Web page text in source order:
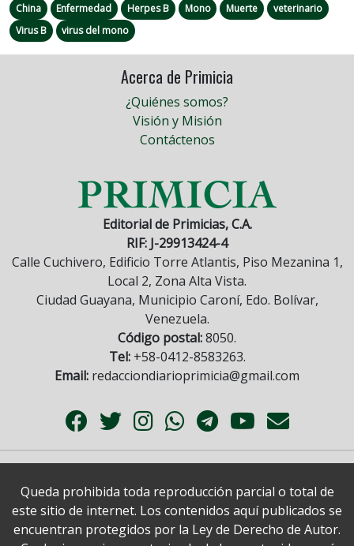
China Enfermedad Herpes B Mono Muerte
veterinario
Virus B
virus del mono
Acerca de Primicia
¿Quiénes somos?
Visión y Misión
Contáctenos
Editorial de Primicias, C.A.
RIF: J-29913424-4
Calle Cuchivero, Edificio Torre Atlantis, Piso Mezanina 1,
Local 2, Zona Alta Vista.
Ciudad Guayana, Municipio Caroní, Edo. Bolívar,
Venezuela.
Código postal:8050.
Tel:+58-0412-8583263.
Email: redacciondiarioprimicia@gmail.com
Queda prohibida toda reproducción parcial o total de
este sitio de internet. Los contenidos aquí publicados se
encuentran protegidos por la Ley de Derecho de Autor.